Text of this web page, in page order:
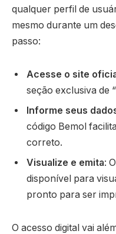
qualquer perfil de
mesmo durante um
passo:
Acesse o site
seção exclusiva de
Informe seus
código Bemol
correto.
Visualize e emita:
disponível para
pronto para ser
O acesso digital vai